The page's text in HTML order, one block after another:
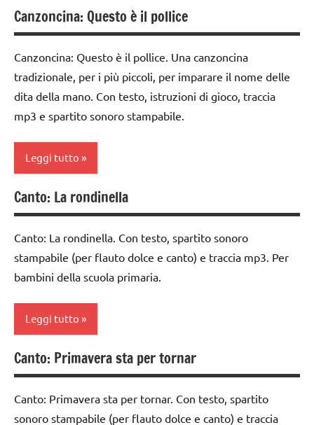
TUTTI GLI
ARGOMENTI
ARTICOLI
6
anni
flauto
dolce
e
canto
MUSICA
TUTTI GLI
PER ETA'
ARTICOLI
classe
4a
classe
5a
dolce
e
canto
PER ETA'
Canzoncina: Questo è il pollice
Canzoncina: Questo è il pollice. Una canzoncina
tradizionale, per i più piccoli, per imparare il nome delle
dita della mano. Con testo, istruzioni di gioco, traccia
mp3 e spartito sonoro stampabile.
Leggi tutto
classe
1a
da 0
a 3
anni
dai
3 ai
6
anni
flauto
dolce
Canto: La rondinella
Canto: La rondinella. Con testo, spartito sonoro
stampabile (per flauto dolce e canto) e traccia mp3. Per
bambini della scuola primaria.
Leggi tutto
classi
1a-5a
flauto
dolce
Canto: Primavera sta per tornar
Canto: Primavera sta per tornar. Con testo, spartito
sonoro stampabile (per flauto dolce e canto) e traccia